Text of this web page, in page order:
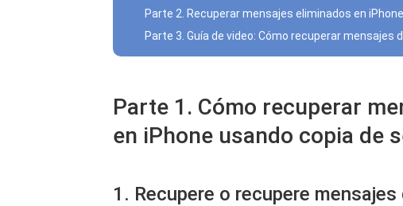
Parte 2. Recuperar mensajes eliminados en
Parte 3. Guía de video: Cómo recuperar mensajes
Parte 1. Cómo recuperar
en iPhone usando copia de
1. Recupere o recupere